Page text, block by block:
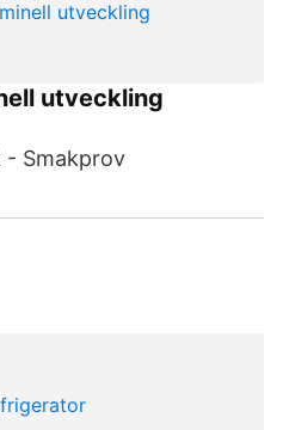
utveckling
- Smakprov